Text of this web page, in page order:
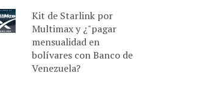
Kit de Starlink por
Multimax y ¿"pagar
mensualidad en
bolívares con Banco de
Venezuela?